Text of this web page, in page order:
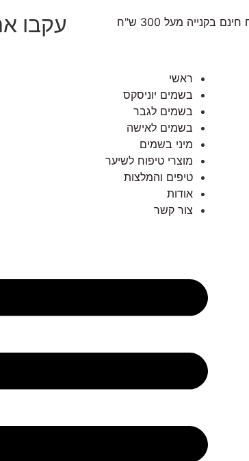
בקנייה מעל 300 ש"ח עקבו
ראשי
בשמים יוניסקס
בשמים לגבר
בשמים לאישה
מיני בשמים
מוצרי טיפוח לשיער
טיפים והמלצות
אודות
צור קשר